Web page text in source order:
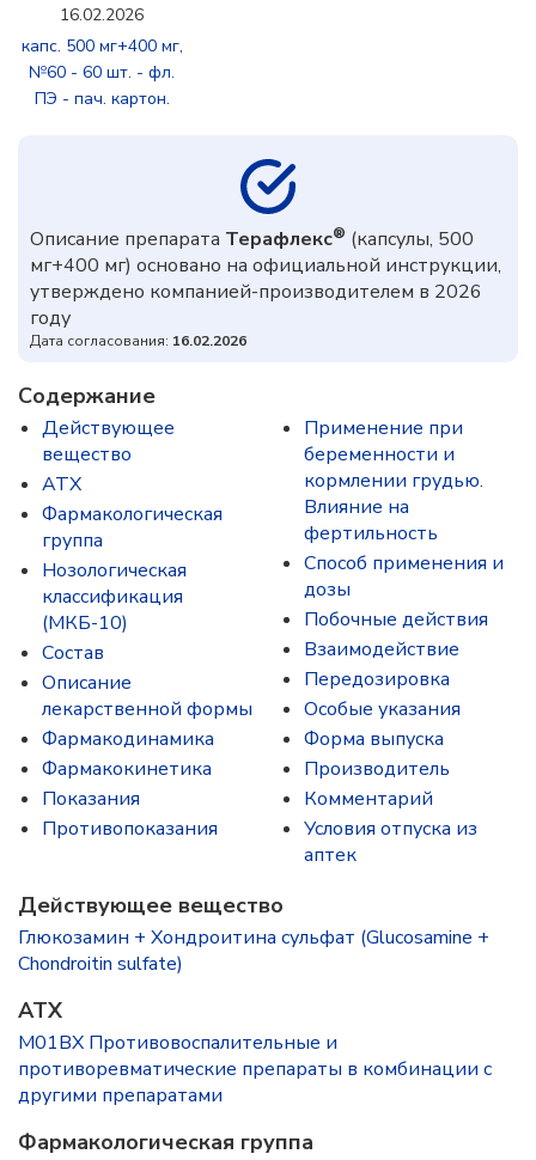
16.02.2026
капс. 500 мг+400 мг,
№60 - 60 шт. - фл.
ПЭ - пач. картон.
Описание препарата Терафлекс® (капсулы, 500
мг+400 мг) основано на официальной инструкции,
утверждено компанией-производителем в 2026
году
Дата согласования: 16.02.2026
Содержание
Действующее
вещество
ATX
Фармакологическая
группа
Нозологическая
классификация
(МКБ-10)
Состав
Описание
лекарственной формы
Фармакодинамика
Фармакокинетика
Показания
Противопоказания
Применение при
беременности и
кормлении грудью.
Влияние на
фертильность
Способ применения и
дозы
Побочные действия
Взаимодействие
Передозировка
Особые указания
Форма выпуска
Производитель
Комментарий
Условия отпуска из
аптек
Действующее вещество
Глюкозамин + Хондроитина сульфат (Glucosamine +
Chondroitin sulfate)
ATX
M01BX Противовоспалительные и
противоревматические препараты в комбинации с
другими препаратами
Фармакологическая группа